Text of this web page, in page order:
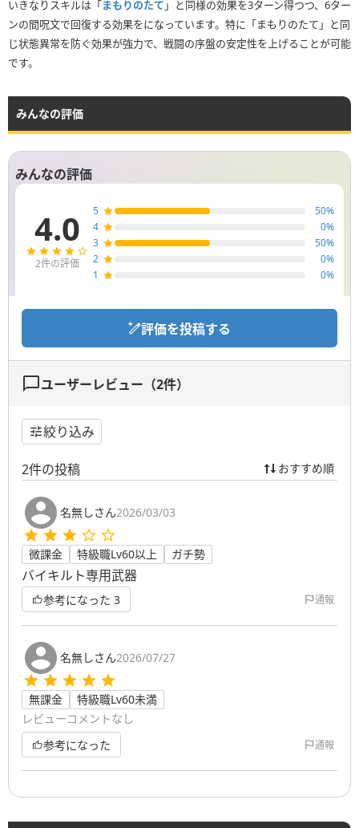
いきなりスキルは「まもりのたて 」と同様の効果を3ターン得つつ、6ター
ンの間呪文で回復する効果をになっています。特に「まもりのたて」と同
じ状態異常を防ぐ効果が強力で、戦闘の序盤の安定性を上げることが可能
です。
みんなの評価
みんなの評価
4.0
2件の評価
5 50%
4
0%
3
50%
2
0%
1
0%
評価を投稿する
ユーザーレビュー（2件）
絞り込み
2件の投稿 おすすめ順
名無しさん2026/03/03
微課金 特級職Lv60以上 ガチ勢
バイキルト専用武器
参考になった 3 通報
名無しさん2026/07/27
無課金
特級職Lv60未満
レビューコメントなし
参考になった
通報